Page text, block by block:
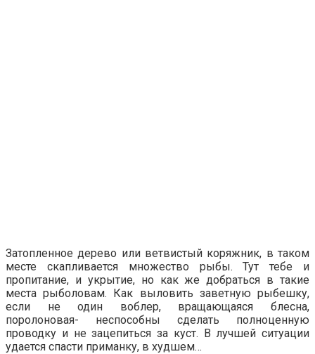
Затопленное дерево или ветвистый коряжник, в таком
месте скапливается множество рыбы. Тут тебе и
пропитание, и укрытие, но как же добраться в такие
места рыболовам. Как выловить заветную рыбешку,
если не один воблер, вращающаяся блесна,
поролоновая- неспособны сделать полноценную
проводку и не зацепиться за куст. В лучшей ситуации
удается спасти приманку, в худшем…